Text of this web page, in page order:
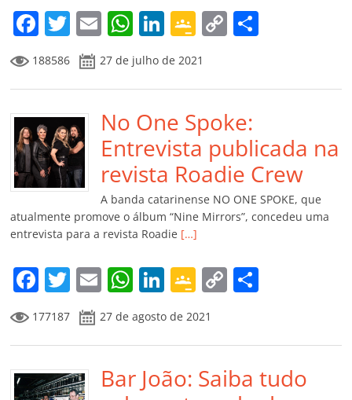
m
F
a
c
e
b
o
o
k
T
w
itt
er
E
m
ai
l
W
h
at
s
A
p
p
Li
n
k
e
dI
n
G
o
o
gl
e
Cl
a
ss
ro
o
m
C
y
Li
n
k
p
til
h
ar
188586 27 de julho de 2021
No One Spoke:
Entrevista publicada na
revista Roadie Crew
A banda catarinense NO ONE SPOKE, que
atualmente promove o álbum “Nine Mirrors”, concedeu uma
entrevista para a revista Roadie […]
F
a
c
e
b
T
w
itt
er
E
m
ai
l
W
at
s
A
Li
n
k
e
dI
G
o
o
gl
e
C
y
Li
p
ar
177187 27 de agosto de 2021
Bar João: Saiba tudo